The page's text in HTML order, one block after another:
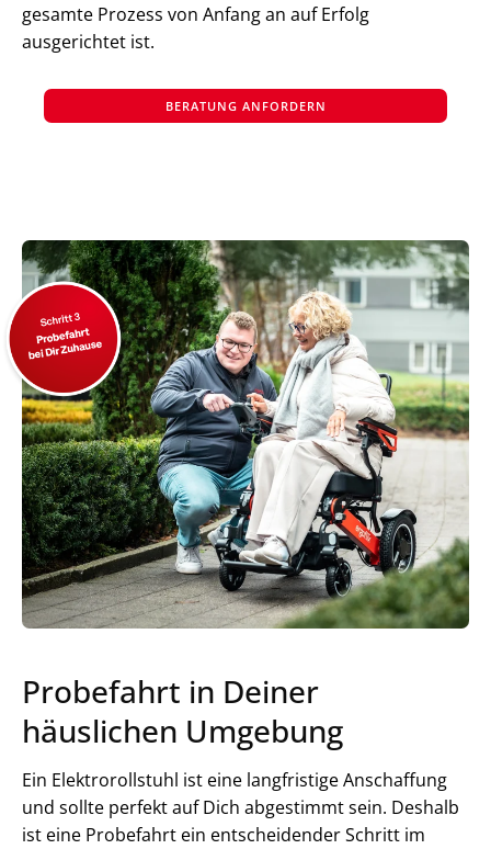
gesamte Prozess von Anfang an auf Erfolg
ausgerichtet ist.
BERATUNG ANFORDERN
Probefahrt in Deiner
häuslichen Umgebung
Ein Elektrorollstuhl ist eine langfristige Anschaffung
und sollte perfekt auf Dich abgestimmt sein. Deshalb
ist eine Probefahrt ein entscheidender Schritt im